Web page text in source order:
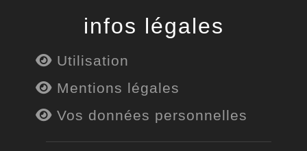
infos légales
Utilisation
Mentions légales
Vos données personnelles